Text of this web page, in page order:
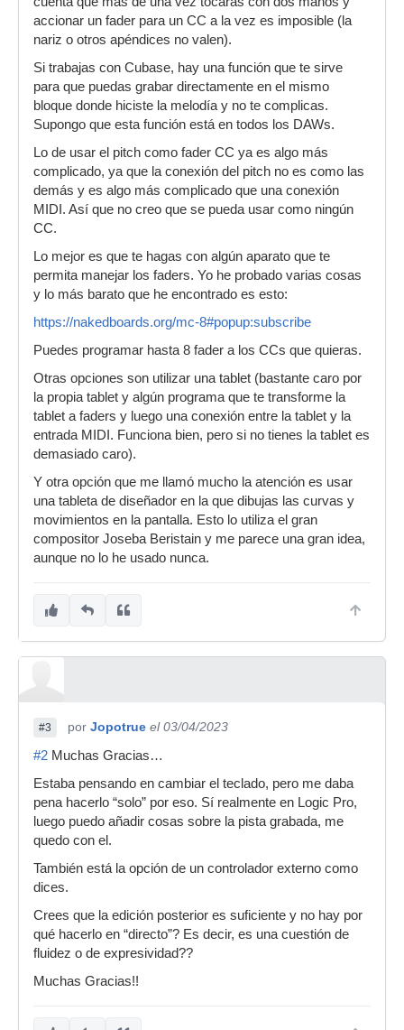
accionar un fader para un CC a la vez es imposible (la
nariz o otros apéndices no valen).
Si trabajas con Cubase, hay una función que te sirve
para que puedas grabar directamente en el mismo
bloque donde hiciste la melodía y no te complicas.
Supongo que esta función está en todos los DAWs.
Lo de usar el pitch como fader CC ya es algo más
complicado, ya que la conexión del pitch no es como las
demás y es algo más complicado que una conexión
MIDI. Así que no creo que se pueda usar como ningún
CC.
Lo mejor es que te hagas con algún aparato que te
permita manejar los faders. Yo he probado varias cosas
y lo más barato que he encontrado es esto:
https://nakedboards.org/mc-8#popup:subscribe
Puedes programar hasta 8 fader a los CCs que quieras.
Otras opciones son utilizar una tablet (bastante caro por
la propia tablet y algún programa que te transforme la
tablet a faders y luego una conexión entre la tablet y la
entrada MIDI. Funciona bien, pero si no tienes la tablet es
demasiado caro).
Y otra opción que me llamó mucho la atención es usar
una tableta de diseñador en la que dibujas las curvas y
movimientos en la pantalla. Esto lo utiliza el gran
compositor Joseba Beristain y me parece una gran idea,
aunque no lo he usado nunca.
#3 por Jopotrue el 03/04/2023
#2 Muchas Gracias…
Estaba pensando en cambiar el teclado, pero me daba
pena hacerlo “solo” por eso. Sí realmente en Logic Pro,
luego puedo añadir cosas sobre la pista grabada, me
quedo con el.
También está la opción de un controlador externo como
dices.
Crees que la edición posterior es suficiente y no hay por
qué hacerlo en “directo”? Es decir, es una cuestión de
fluidez o de expresividad??
Muchas Gracias!!